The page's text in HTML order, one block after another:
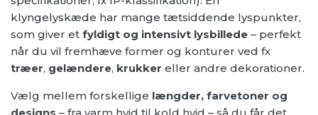
klyngelyskæde har mange tætsiddende lyspunkter,
som giver et fyldigt og intensivt lysbillede – perfekt
når du vil fremhæve former og konturer ved fx
træer, gelændere, krukker eller andre dekorationer.
Vælg mellem forskellige længder, farvetoner og